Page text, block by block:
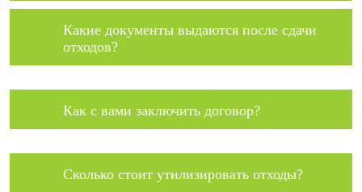
Какие документы выдаются после сдачи
отходов?
Как с вами заключить договор?
Сколько стоит утилизировать отходы?